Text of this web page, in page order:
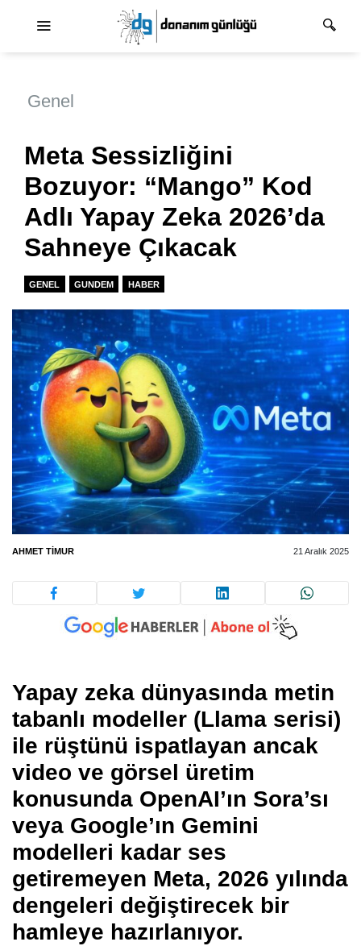
Genel
Meta Sessizliğini
Bozuyor: “Mango” Kod
Adlı Yapay Zeka 2026’da
Sahneye Çıkacak
GENEL GUNDEM HABER
AHMET TIMUR 21 Aralık 2025
Yapay zeka dünyasında metin
tabanlı modeller (Llama serisi)
ile rüştünü ispatlayan ancak
video ve görsel üretim
konusunda OpenAI’ın Sora’sı
veya Google’ın Gemini
modelleri kadar ses
getiremeyen Meta, 2026 yılında
dengeleri değiştirecek bir
hamleye hazırlanıyor.